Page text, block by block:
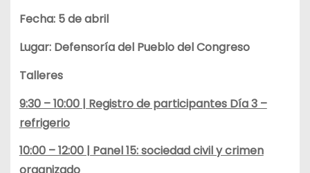
Fecha: 5 de abril
Lugar: Defensoría del Pueblo del Congreso
Talleres
9:30 – 10:00 | Registro de participantes Día 3 –
refrigerio
10:00 – 12:00 | Panel 15: sociedad civil y crimen